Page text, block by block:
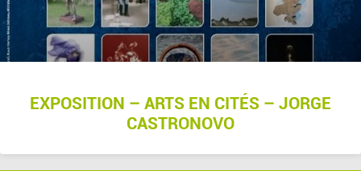
EXPOSITION – ARTS EN CITÉS – JORGE
CASTRONOVO